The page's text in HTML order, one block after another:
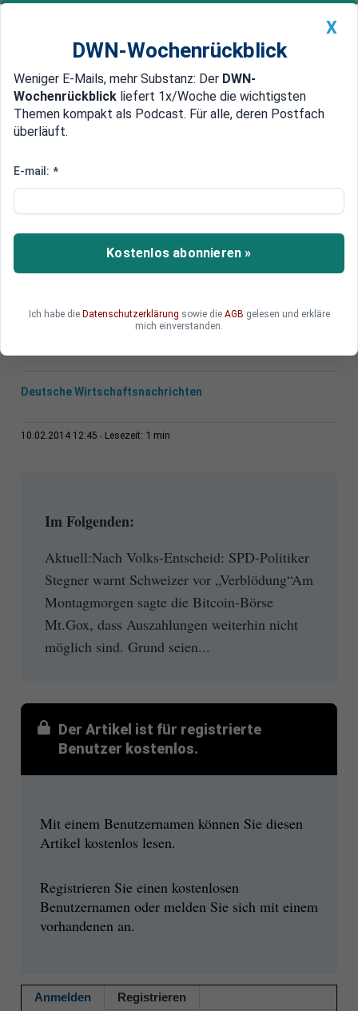
Newsticker MEIN DWN: Geldanlage Premium
Edelmetalle DWN-Magazin China
Gesamtes Netzwerk betroffen
Fehler in Bitcoin-Software führt
zum Crash
Die Bitcoin-Börse Mt.Gox kann ihre Kunden
der Online-Währung brach daraufhin massiv ein.
Deutsche Wirtschaftsnachrichten
10.02.2014 12:45 Lesezeit: 1 min
Im Folgenden:
Aktuell:Nach Volks-Entscheid: SPD-Politiker
Stegner warnt Schweizer vor „Verblödung“Am
Montagmorgen sagte die Bitcoin-Börse
Mt.Gox, dass Auszahlungen weiterhin nicht
möglich sind. Grund seien...
Der Artikel ist für registrierte
Benutzer kostenlos.
Mit einem Benutzernamen können Sie diesen
Artikel kostenlos lesen.
Registrieren Sie einen kostenlosen
Benutzernamen oder melden Sie sich mit einem
vorhandenen an.
Anmelden Registrieren
X
DWN-Wochenrückblick
Weniger E-Mails, mehr Substanz: Der DWN-
Wochenrückblick liefert 1x/Woche die wichtigsten
Themen kompakt als Podcast. Für alle, deren Postfach
überläuft.
E-mail: *
Kostenlos abonnieren »
Ich habe die Datenschutzerklärung sowie die AGB gelesen und erkläre
mich einverstanden.